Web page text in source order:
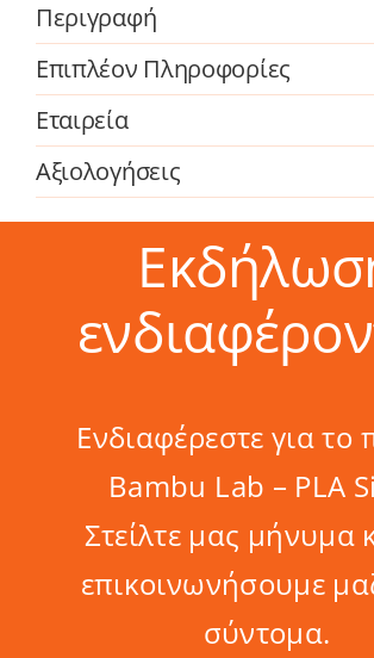
Περιγραφή
Επιπλέον Πληροφορίες
Εταιρεία
Αξιολογήσεις
Ενδιαφέρεστε για το
Bambu Lab – PLA
Στείλτε μας μήνυμα
επικοινωνήσουμε
σύντομα.